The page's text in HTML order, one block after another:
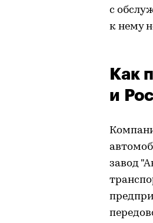
с
к нему
Как
и
завод